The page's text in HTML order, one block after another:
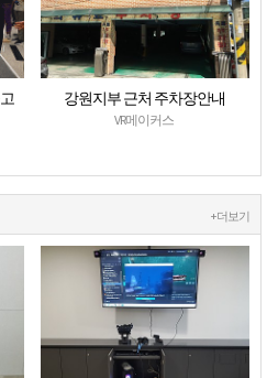
강원지부 근처 주차장안내
VR메이커스
+ 더보기